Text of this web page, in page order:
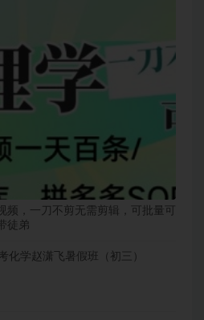
，一刀不剪无需剪辑，可批量可
徒弟
化学赵潇飞暑假班（初三）